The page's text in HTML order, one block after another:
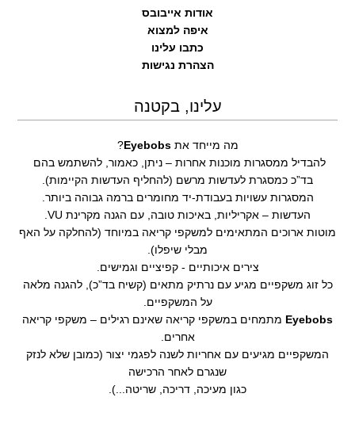
אודות אייבובס
איפה למצוא
כתבו עלינו
הצהרת נגישות
עלינו, בקטנה
מה מייחד אתEyebobs
?
להבדיל ממסגרות מוכנות אחרות – ניתן, כאמור, להשתמש בהם
בד”כ כמסגרת לעדשות מרשם (להחליף העדשות הקיימות).
המסגרות עשויות בעבודת-יד מחומרים ברמה גבוהה ביותר.
העדשות – אקריליות, באיכות טובה, עם הגנה מקרינת VU.
מוטות ארוכים המתאימים למשקפי קריאה במיוחד (להחלקה על האף
מבלי שיפלו).
צירים איכותיים - קפיציים וגמישים.
כל זוג משקפיים מגיע עם נרתיק מתאים (קשיח בד”כ), להגנה מלאה
על המשקפיים.
Eyebobs מתמחים במשקפי קריאה שאינם רגילים – משקפי קריאה
אחרים.
המשקפיים מגיעים עם אחריות לשנה לפגמי יצור (כמובן שלא לנזק
שנגרם לאחר הרכישה
כגון מעיכה, דריכה, שריטה...).